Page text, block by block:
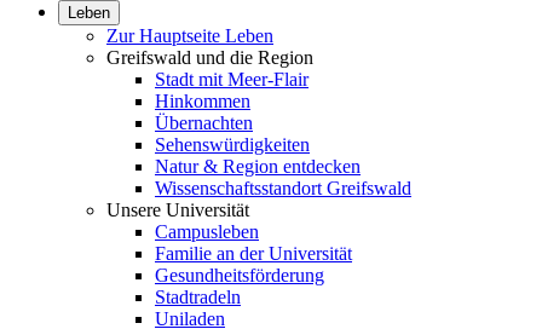
Leben
Zur Hauptseite Leben
Greifswald und die Region
Stadt mit Meer-Flair
Hinkommen
Übernachten
Sehenswürdigkeiten
Natur & Region entdecken
Wissenschaftsstandort Greifswald
Unsere Universität
Campusleben
Familie an der Universität
Gesundheitsförderung
Stadtradeln
Uniladen